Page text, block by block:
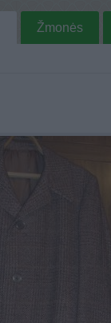
Žmonės